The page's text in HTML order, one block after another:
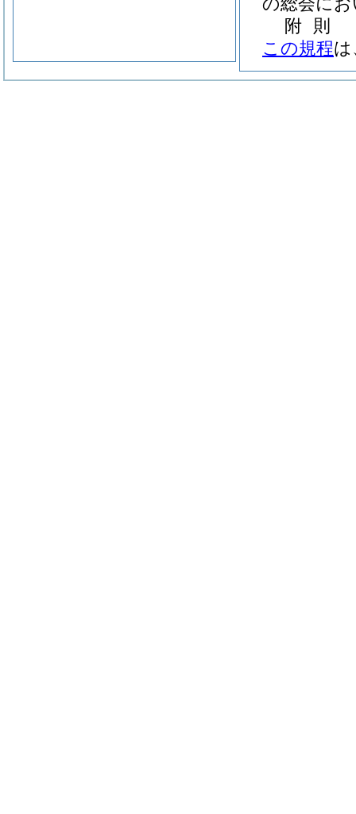
附 則
この規程は